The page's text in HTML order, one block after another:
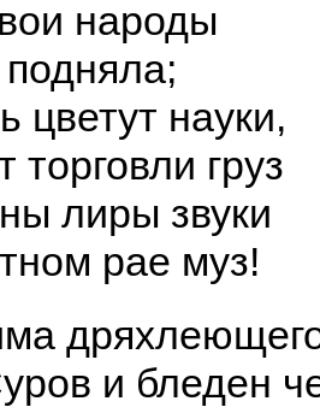
народы
цветут науки,
торговли груз
лиры звуки
рае муз!
и бледен